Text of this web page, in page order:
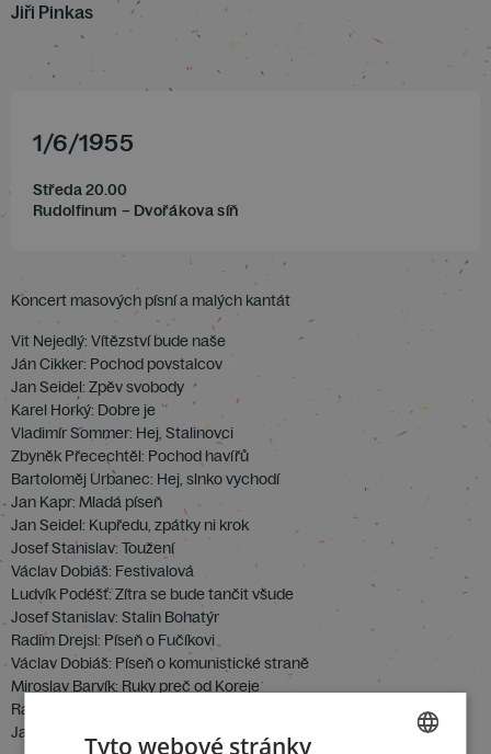
Jiři Pinkas
1/6/1955
Středa 20.00
Rudolfinum – Dvořákova síň
Koncert masových písní a malých kantát
Vit Nejedlý: Vítězství bude naše
Ján Cikker: Pochod povstalcov
Jan Seidel: Zpěv svobody
Karel Horký: Dobre je
Vladimír Sommer: Hej, Stalinovci
Zbyněk Přecechtěl: Pochod havířů
Bartoloměj Urbanec: Hej, slnko vychodí
Jan Kapr: Mladá píseň
Jan Seidel: Kupředu, zpátky ni krok
Josef Stanislav: Toužení
Václav Dobiáš: Festivalová
Ludvík Podéšť: Zítra se bude tančit všude
Josef Stanislav: Stalin Bohatýr
Radim Drejsl: Píseň o Fučíkovi
Václav Dobiáš: Píseň o komunistické straně
Miroslav Barvík: Ruky preč od Koreje
Radim Drejsl: Armádě zdar
Jan Seidl: Praha – Moskva – Mír
Tyto webové stránky